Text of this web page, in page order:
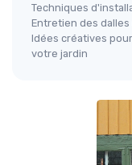
Techniques
Entretien des dalles
Idées créatives
votre jardin